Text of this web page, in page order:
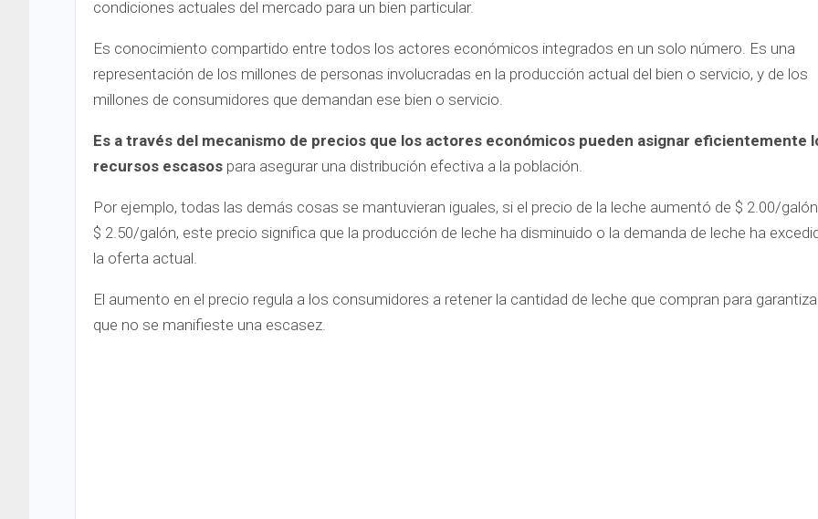
condiciones actuales del mercado para un bien particular.
Es conocimiento compartido entre todos los actores económicos integrados en un solo número. Es una
representación de los millones de personas involucradas en la producción actual del bien o servicio, y de los
millones de consumidores que demandan ese bien o servicio.
Es a través del mecanismo de precios que los actores económicos pueden asignar eficientemente
recursos escasos para asegurar una distribución efectiva a la población.
Por ejemplo, todas las demás cosas se mantuvieran iguales, si el precio de la leche aumentó de $ 2.00/
$ 2.50/galón, este precio significa que la producción de leche ha disminuido o la demanda de leche ha
la oferta actual.
El aumento en el precio regula a los consumidores a retener la cantidad de leche que compran para
que no se manifieste una escasez.